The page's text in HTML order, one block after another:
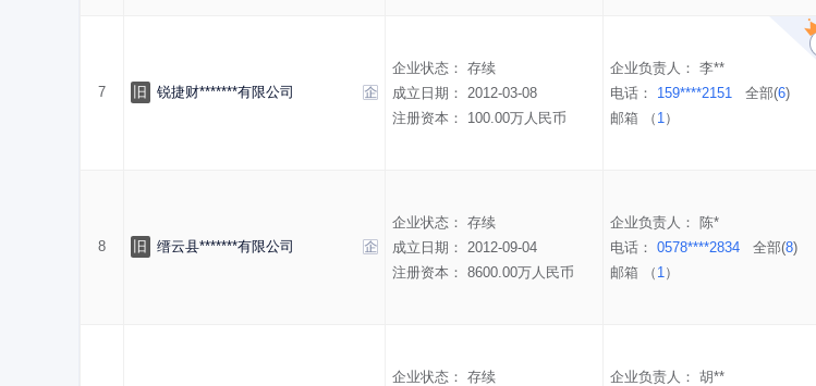
7 旧 锐捷财*******有限公司
企业状态： 存续
成立日期： 2012-03-08
注册资本： 100.00万人民币
企业负责人： 李**
电话： 159****2151 全部(6)
邮箱 （ 1）
8 旧 缙云县*******有限公司
企业状态： 存续
成立日期： 2012-09-04
注册资本： 8600.00万人民币
企业负责人： 陈*
电话： 0578****2834 全部(8)
邮箱 （ 1）
企业状态： 存续
企业负责人： 胡**